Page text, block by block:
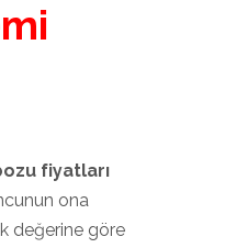
fiyatları
ona
değerine göre